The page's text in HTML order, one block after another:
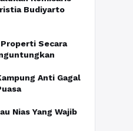
Budiyarto
Secara
Anti Gagal
Nias Yang Wajib